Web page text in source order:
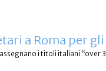
a Roma per
i titoli italiani “over